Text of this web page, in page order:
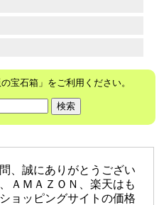
宝石箱」をご利用ください。
、誠にありがとうござい
ＡＭＡＺＯＮ、楽天はも
ョッピングサイトの価格